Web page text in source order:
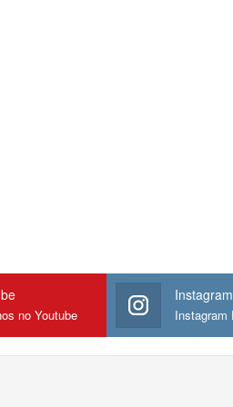
no Youtube
Instagram
Instagram